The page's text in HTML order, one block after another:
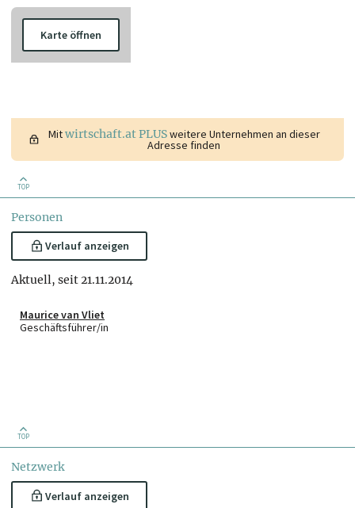
Karte öffnen
Mitwirtschaft.at PLUSweitere Unternehmen an dieser
Adresse finden
TOP
Personen
Verlauf anzeigen
Aktuell, seit 21.11.2014
Maurice van Vliet
Geschäftsführer/in
TOP
Netzwerk
Verlauf anzeigen